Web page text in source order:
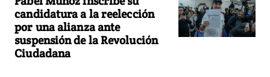
candidatura a la reelección
por una alianza ante
suspensión de la Revolución
Ciudadana